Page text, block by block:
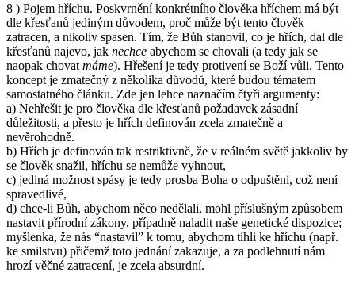
8 ) Pojem hříchu. Poskvrnění konkrétního člověka hříchem má být
dle křesťanů jediným důvodem, proč může být tento člověk
zatracen, a nikoliv spasen. Tím, že Bůh stanovil, co je hřích, dal dle
křesťanů najevo, jak nechce abychom se chovali (a tedy jak se
naopak chovat máme). Hřešení je tedy protivení se Boží vůli. Tento
koncept je zmatečný z několika důvodů, které budou tématem
samostatného článku. Zde jen lehce naznačím čtyři argumenty:
a) Nehřešit je pro člověka dle křesťanů požadavek zásadní
důležitosti, a přesto je hřích definován zcela zmatečně a
nevěrohodně.
b) Hřích je definován tak restriktivně, že v reálném světě jakkoliv by
se člověk snažil, hříchu se nemůže vyhnout,
c) jediná možnost spásy je tedy prosba Boha o odpuštění, což není
spravedlivé,
d) chce-li Bůh, abychom něco nedělali, mohl příslušným způsobem
nastavit přírodní zákony, případně naladit naše genetické dispozice;
myšlenka, že nás “nastavil” k tomu, abychom tíhli ke hříchu (např.
ke smilstvu) přičemž toto jednání zakazuje, a za podlehnutí nám
hrozí věčné zatracení, je zcela absurdní.